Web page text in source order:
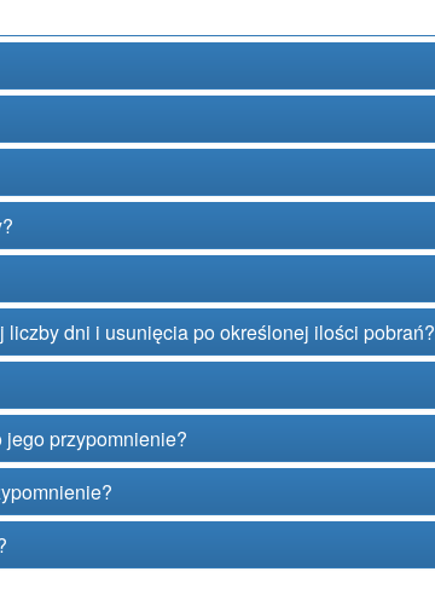
dni i usunięcia po określonej ilości pobrań?
przypomnienie?